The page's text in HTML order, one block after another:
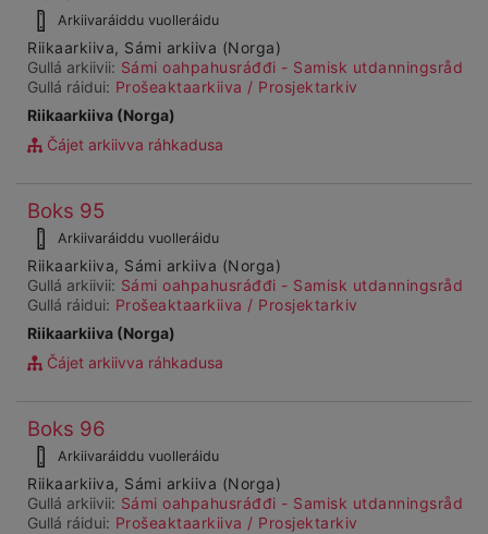
99998
dárkkes
dieđuid
Arkiivaráiddu vuolleráidu
Riikaarkiiva, Sámi arkiiva (Norga)
Gullá arkiivii: Sámi oahpahusráđđi - Samisk utdanningsråd
Gullá ráidui: Prošeaktaarkiiva / Prosjektarkiv
Riikaarkiiva (Norga)
Čájet arkiivva ráhkadusa
Ohcanboađus
99999
Boks 95
dárkkes
dieđuid
Arkiivaráiddu vuolleráidu
Riikaarkiiva, Sámi arkiiva (Norga)
Gullá arkiivii: Sámi oahpahusráđđi - Samisk utdanningsråd
Gullá ráidui: Prošeaktaarkiiva / Prosjektarkiv
Riikaarkiiva (Norga)
Čájet arkiivva ráhkadusa
Ohcanboađus
100000
Boks 96
dárkkes
dieđuid
Arkiivaráiddu vuolleráidu
Riikaarkiiva, Sámi arkiiva (Norga)
Gullá arkiivii: Sámi oahpahusráđđi - Samisk utdanningsråd
Gullá ráidui: Prošeaktaarkiiva / Prosjektarkiv